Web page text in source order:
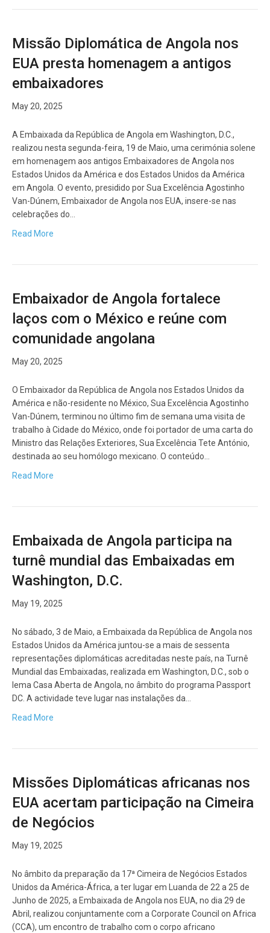
Missão Diplomática de Angola nos
EUA presta homenagem a antigos
embaixadores
May 20, 2025
A Embaixada da República de Angola em Washington, D.C.,
realizou nesta segunda-feira, 19 de Maio, uma cerimónia solene
em homenagem aos antigos Embaixadores de Angola nos
Estados Unidos da América e dos Estados Unidos da América
em Angola. O evento, presidido por Sua Excelência Agostinho
Van-Dúnem, Embaixador de Angola nos EUA, insere-se nas
celebrações do…
Read More
Embaixador de Angola fortalece
laços com o México e reúne com
comunidade angolana
May 20, 2025
O Embaixador da República de Angola nos Estados Unidos da
América e não-residente no México, Sua Excelência Agostinho
Van-Dúnem, terminou no último fim de semana uma visita de
trabalho à Cidade do México, onde foi portador de uma carta do
Ministro das Relações Exteriores, Sua Excelência Tete António,
destinada ao seu homólogo mexicano. O conteúdo…
Read More
Embaixada de Angola participa na
turnê mundial das Embaixadas em
Washington, D.C.
May 19, 2025
No sábado, 3 de Maio, a Embaixada da República de Angola nos
Estados Unidos da América juntou-se a mais de sessenta
representações diplomáticas acreditadas neste país, na Turnê
Mundial das Embaixadas, realizada em Washington, D.C., sob o
lema Casa Aberta de Angola, no âmbito do programa Passport
DC. A actividade teve lugar nas instalações da…
Read More
Missões Diplomáticas africanas nos
EUA acertam participação na Cimeira
de Negócios
May 19, 2025
No âmbito da preparação da 17ª Cimeira de Negócios Estados
Unidos da América-África, a ter lugar em Luanda de 22 a 25 de
Junho de 2025, a Embaixada de Angola nos EUA, no dia 29 de
Abril, realizou conjuntamente com a Corporate Council on Africa
(CCA), um encontro de trabalho com o corpo africano